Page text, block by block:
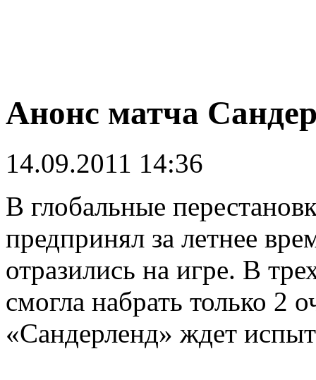
Анонс матча
14.09.2011 14:36
В глобальные
предпринял за летнее
отразились на игре. В
смогла набрать только 2
«Сандерленд» ждет